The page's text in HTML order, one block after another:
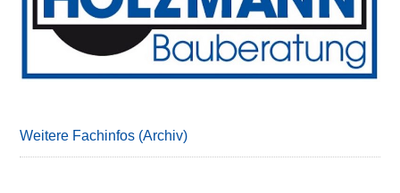
Weitere Fachinfos (Archiv)